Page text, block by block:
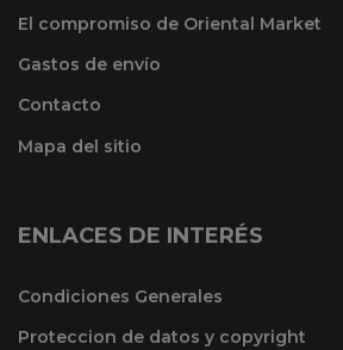
El compromiso de Oriental Market
Gastos de envío
Contacto
Mapa del sitio
ENLACES DE INTERÉS
Condiciones Generales
Proteccion de datos y copyright